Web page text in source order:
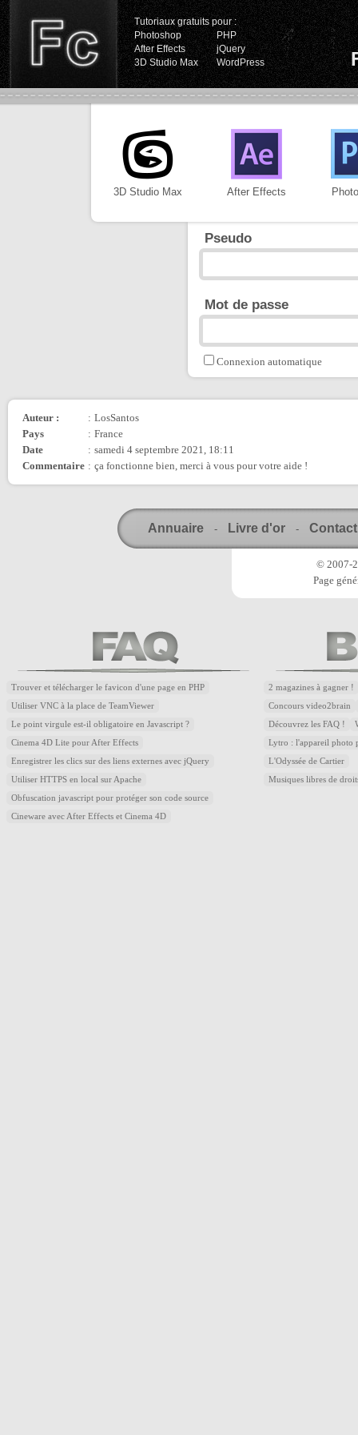
Tutoriaux gratuits pour :
Photoshop
PHP
After Effects
jQuery
3D Studio Max
WordPress
3D Studio Max After Effects
Pseudo
Mot de passe
Connexion automatique
Auteur : : LosSantos
Pays
: France
Date
: samedi 4 septembre 2021, 18:11
Commentaire : ça fonctionne bien, merci à vous pour votre aide !
Annuaire - Livre d'or - Contact
© 2007-
Page
Trouver et télécharger le favicon d'une page en PHP
Utiliser VNC à la place de TeamViewer
Le point virgule est-il obligatoire en Javascript ?
Cinema 4D Lite pour After Effects
Enregistrer les clics sur des liens externes avec jQuery
Utiliser HTTPS en local sur Apache
Obfuscation javascript pour protéger son code source
Cineware avec After Effects et Cinema 4D
2 magazines à gagner !
Concours video2brain
Découvrez les FAQ !
Lytro : l'appareil photo
L'Odyssée de Cartier
Musiques libres de